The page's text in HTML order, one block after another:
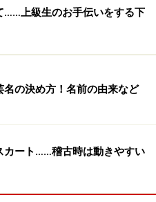
……上級生のお手伝いをする下
名の決め方！名前の由来など
カート……稽古時は動きやすい